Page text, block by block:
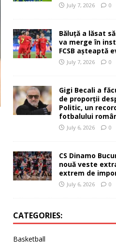
July 7, 2026 0
Băluță a lăsat
va merge în
FCSB așteaptă
July 7, 2026 0
Gigi Becali a
de proporții
Politic, un
fotbalului
July 6, 2026 0
CS Dinamo
nouă veste
extrem de
July 6, 2026 0
CATEGORIES:
Basketball